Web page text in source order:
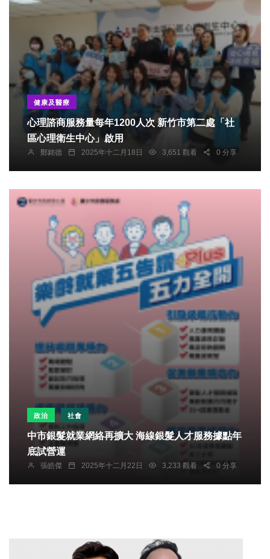
健康及醫療
心理諮商服務量每年1200人次 新竹市第二處「社
區心理衛生中心」啟用
鄭銘德 2025年十二月18日 3,651 觀看 0 分享
政治 社會
中市銀髮就業網絡再擴大 海線銀髮人才服務據點年
底試營運
張皓傑 2025年十二月22日 3,233 觀看 0 分享